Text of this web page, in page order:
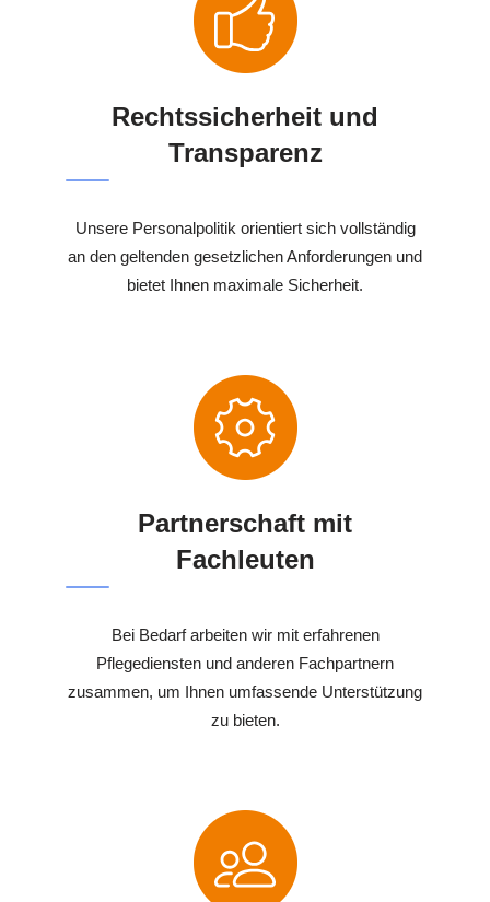
Rechtssicherheit und
Transparenz
Unsere Personalpolitik orientiert sich vollständig
an den geltenden gesetzlichen Anforderungen und
bietet Ihnen maximale Sicherheit.
Partnerschaft mit
Fachleuten
Bei Bedarf arbeiten wir mit erfahrenen
Pflegediensten und anderen Fachpartnern
zusammen, um Ihnen umfassende Unterstützung
zu bieten.